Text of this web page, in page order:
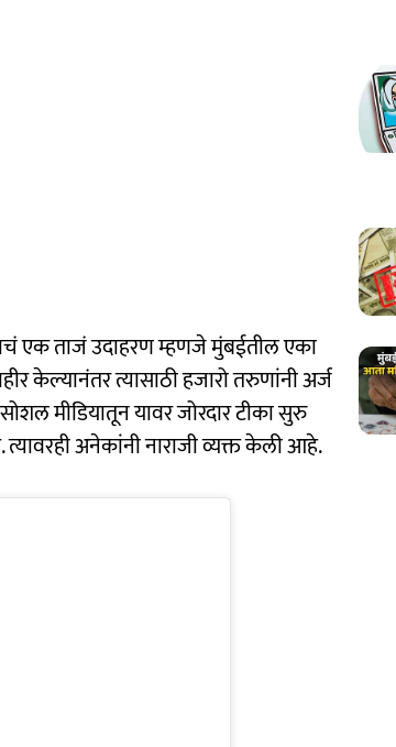
एक ताजं उदाहरण म्हणजे मुंबईतील एका
केल्यानंतर त्यासाठी हजारो तरुणांनी अर्ज
मीडियातून यावर जोरदार टीका सुरु
अनेकांनी नाराजी व्यक्त केली आहे.